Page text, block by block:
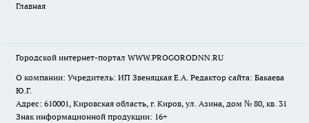
Главная
Городской интернет-портал WWW.PROGORODNN.RU
О компании: Учредитель: ИП Звеняцкая Е.А. Редактор сайта: Бакаева
Ю.Г.
Адрес: 610001, Кировская область, г. Киров, ул. Азина, дом № 80, кв. 31
Знак информационной продукции: 16+